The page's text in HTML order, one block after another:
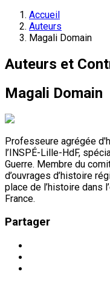
Accueil
Auteurs
Magali Domain
Auteurs et
Magali Domain
Professeure agrégée
l’INSPÉ-Lille-HdF,
Guerre. Membre du
d’ouvrages d’histoire
place de l’histoire dans
France.
Partager